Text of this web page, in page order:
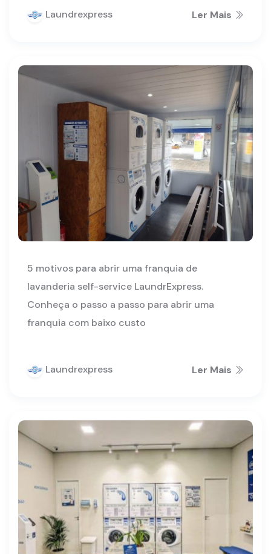
Laundrexpress Ler Mais
5 motivos para abrir uma franquia de
lavanderia self-service LaundrExpress.
Conheça o passo a passo para abrir uma
franquia com baixo custo
Laundrexpress Ler Mais